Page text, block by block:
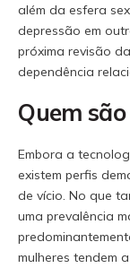
além da esfera
depressão em
próxima revisão
dependência
Quem
Embora a
existem perfis
de vício. No que
uma prevalência
mulheres tendem